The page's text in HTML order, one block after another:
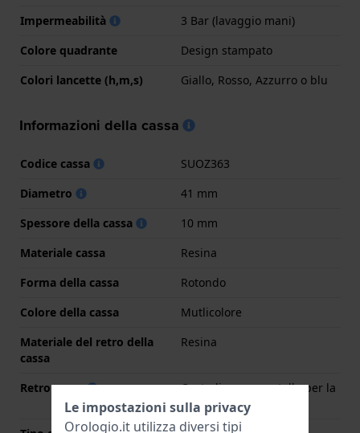
Impermeabilità
3 Bar (lavaggio mani)
Colore quadrante
Design stampato
Colori lancette (h,m,s)
Giallo, Rosso, Azzurro o blu
Informazioni della cassa
Codice cassa
SUOZ363
Diametro
41 mm
Spessore della cassa
10 mm
Materiale cassa
Resina
Forma della cassa
Rotondo
Colore della cassa
Mutlicolore
Materiale del retro della
cassa
Resina
Retro cassa
Custodia con sportello per la
batteria
Le impostazioni sulla privacy
Orologio.it utilizza diversi tipi